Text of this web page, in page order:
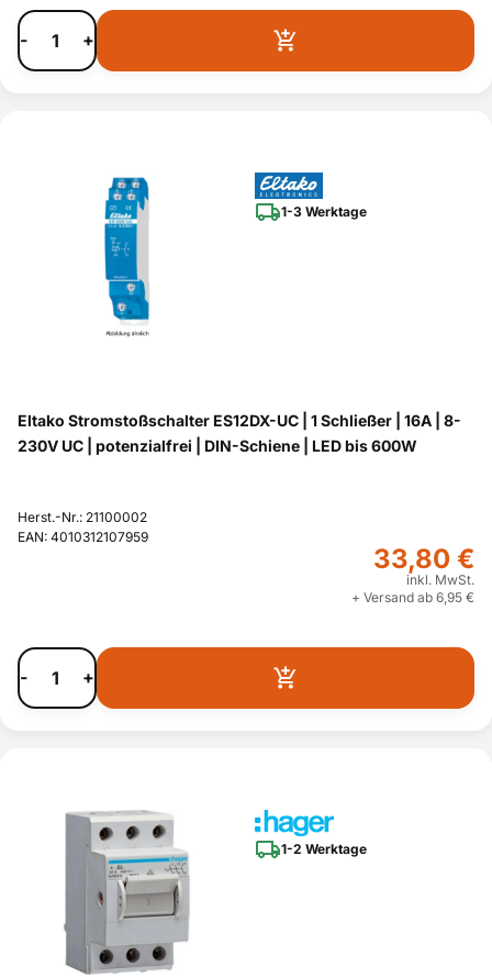
- +
1-3 Werktage
Eltako Stromstoßschalter ES12DX-UC | 1 Schließer | 16A | 8-
230V UC | potenzialfrei | DIN-Schiene | LED bis 600W
Herst.-Nr.: 21100002
EAN: 4010312107959
33,80 €
inkl. MwSt.
+ Versand ab 6,95 €
- +
1-2 Werktage